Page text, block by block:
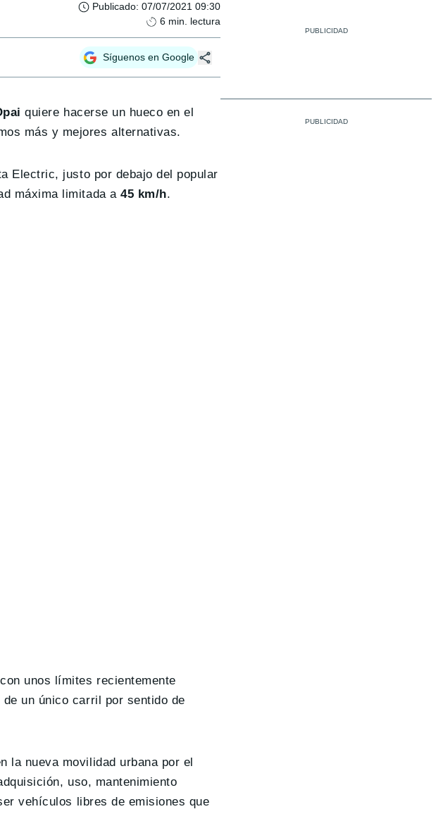
Publicado: 07/07/2021 09:30
6 min. lectura
Síguenos en Google
quiere hacerse un hueco en el
más y mejores alternativas.
Electric, justo por debajo del popular
máxima limitada a45 km/h.
unos límites recientemente
un único carril por sentido de
la nueva movilidad urbana por el
uso, mantenimiento
vehículos libres de emisiones que